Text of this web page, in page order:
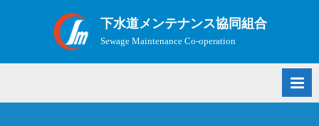
下水道メンテナンス協同組合
Sewage Maintenance Co-operation